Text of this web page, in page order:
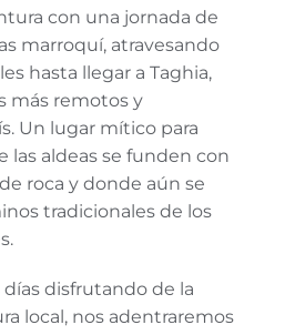
con una jornada de
marroquí, atravesando
hasta llegar a Taghia,
más remotos y
Un lugar mítico para
las aldeas se funden con
roca y donde aún se
tradicionales de los
disfrutando de la
local, nos adentraremos